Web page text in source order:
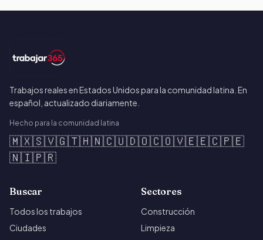
Trabajos reales en Estados Unidos para la comunidad latina. En
español, actualizado diariamente.
Hecho para la comunidad latina
🇲🇽🇸🇻🇬🇹🇭🇳🇨🇺🇩🇴🇨🇴🇻🇪🇪🇨🇵🇪
🇳🇮🇵🇷
Buscar
Todos los trabajos
Ciudades
Sectores
Construcción
Limpieza